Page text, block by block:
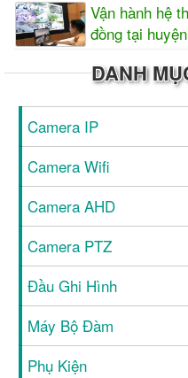
Vận hành hệ
đồng tại
DANH
Camera IP
Camera Wifi
Camera AHD
Camera PTZ
Đầu Ghi Hình
Máy Bộ Đàm
Phụ Kiện